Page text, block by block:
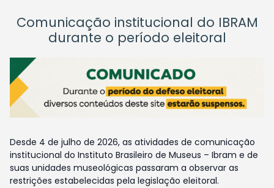
Comunicação institucional do IBRAM
durante o período eleitoral
Desde 4 de julho de 2026, as atividades de comunicação
institucional do Instituto Brasileiro de Museus – Ibram e de
suas unidades museológicas passaram a observar as
restrições estabelecidas pela legislação eleitoral.